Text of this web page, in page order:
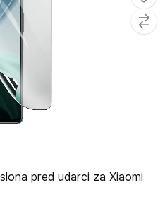
pred udarci za Xiaomi